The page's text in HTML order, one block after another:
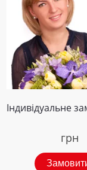
Індивідуальне
грн